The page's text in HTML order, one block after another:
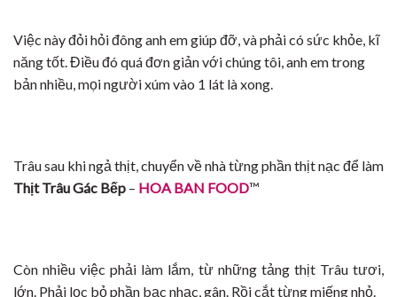
Việc này đỏi hỏi đông anh em giúp đỡ, và phải có sức khỏe, kĩ
năng tốt. Điều đó quá đơn giản với chúng tôi, anh em trong
bản nhiều, mọi người xúm vào 1 lát là xong.
Trâu sau khi ngả thịt, chuyển về nhà từng phần thịt nạc để làm
Thịt Trâu Gác Bếp – HOA BAN FOOD™
Còn nhiều việc phải làm lắm, từ những tảng thịt Trâu tươi,
lớn. Phải lọc bỏ phần bạc nhạc, gân. Rồi cắt từng miếng nhỏ.